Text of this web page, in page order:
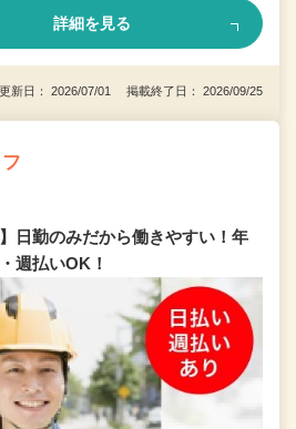
詳細を見る
更新日： 2026/07/01 掲載終了日： 2026/09/25
日勤のみだから働きやすい！年
週払いOK！